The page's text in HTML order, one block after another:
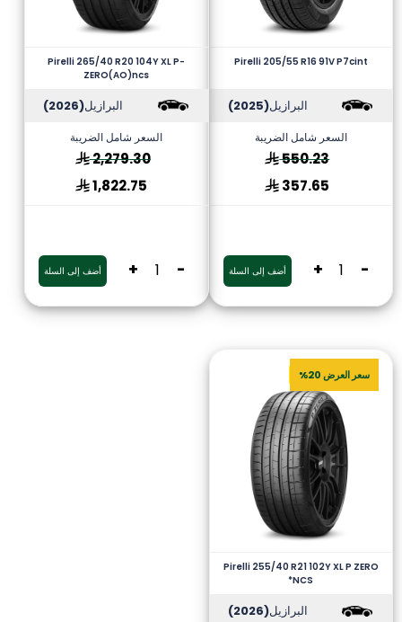
Pirelli 205/55 R16 91V P7cint
البرازيل(2025)
السعر شامل الضريبة
550.23
357.65
-
+ أضف إلى السلة
Pirelli 265/40 R20 104Y XL P-
ZERO(AO)ncs
البرازيل(2026)
السعر شامل الضريبة
2,279.30
1,822.75
-
+ أضف إلى السلة
سعر العرض 20%
Pirelli 255/40 R21 102Y XL P ZERO
*NCS
البرازيل(2026)